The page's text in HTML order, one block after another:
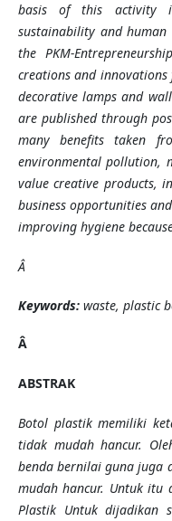
basis of this activity
sustainability and
the PKM-
creations and innovations
decorative lamps and
are published through
many benefits taken
environmental pollution,
value creative products,
business opportunities
improving hygiene
Â
Keywords: waste, plastic
Â
ABSTRAK
Botol plastik memiliki
tidak mudah hancur.
benda bernilai guna juga
mudah hancur. Untuk itu
Plastik Untuk dijadikan